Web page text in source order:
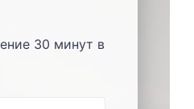
30 минут в